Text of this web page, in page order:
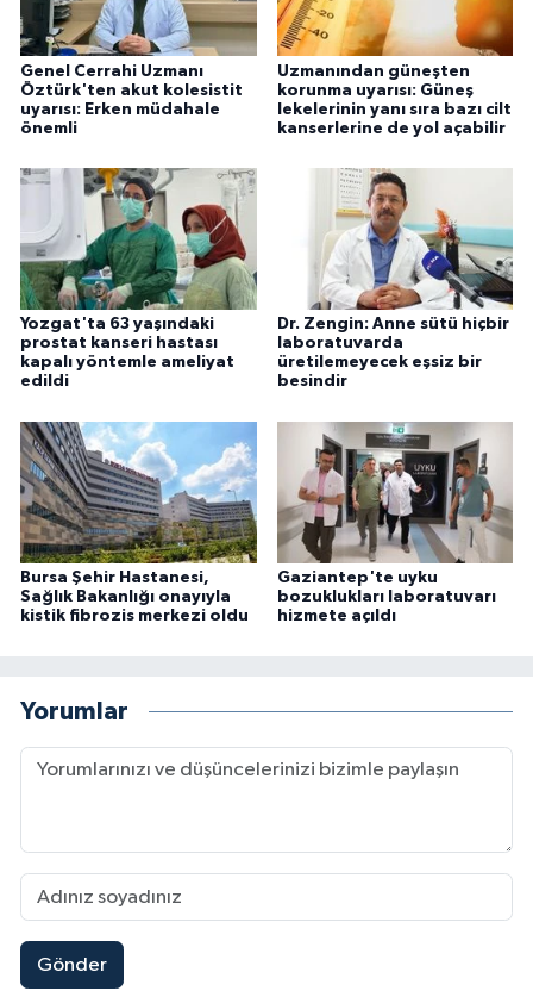
Genel Cerrahi Uzmanı
Öztürk'ten akut kolesistit
uyarısı: Erken müdahale
önemli
Uzmanından güneşten
korunma uyarısı: Güneş
lekelerinin yanı sıra bazı cilt
kanserlerine de yol açabilir
Yozgat'ta 63 yaşındaki
prostat kanseri hastası
kapalı yöntemle ameliyat
edildi
Dr. Zengin: Anne sütü hiçbir
laboratuvarda
üretilemeyecek eşsiz bir
besindir
Bursa Şehir Hastanesi,
Sağlık Bakanlığı onayıyla
kistik fibrozis merkezi oldu
Gaziantep'te uyku
bozuklukları laboratuvarı
hizmete açıldı
Yorumlar
Gönder